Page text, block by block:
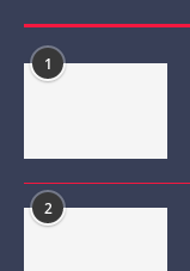
1
2